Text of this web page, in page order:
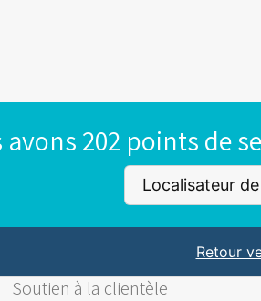
avons 202 points de
Localisateur
Retour
Soutien à la clientèle